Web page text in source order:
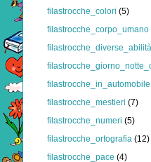
filastrocche_colori (5)
filastrocche_corpo_umano
filastrocche_diverse_abilità
filastrocche_in_automobile
filastrocche_mestieri (7)
filastrocche_numeri (5)
filastrocche_ortografia (12)
filastrocche_pace (4)